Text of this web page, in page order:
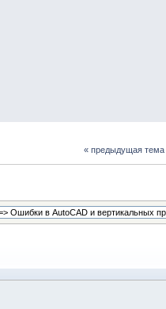
« предыдущая тема